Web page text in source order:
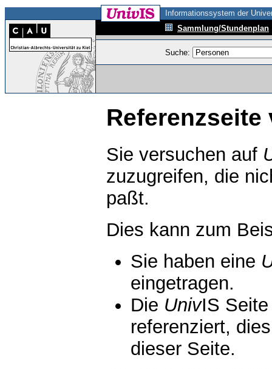
Informationssystem der
Sammlung/Stundenplan
Suche:
Referenzseite
Sie versuchen auf
zuzugreifen, die
paßt.
Dies kann zum
Sie haben eine
eingetragen.
Die UnivIS
referenziert,
dieser Seite.